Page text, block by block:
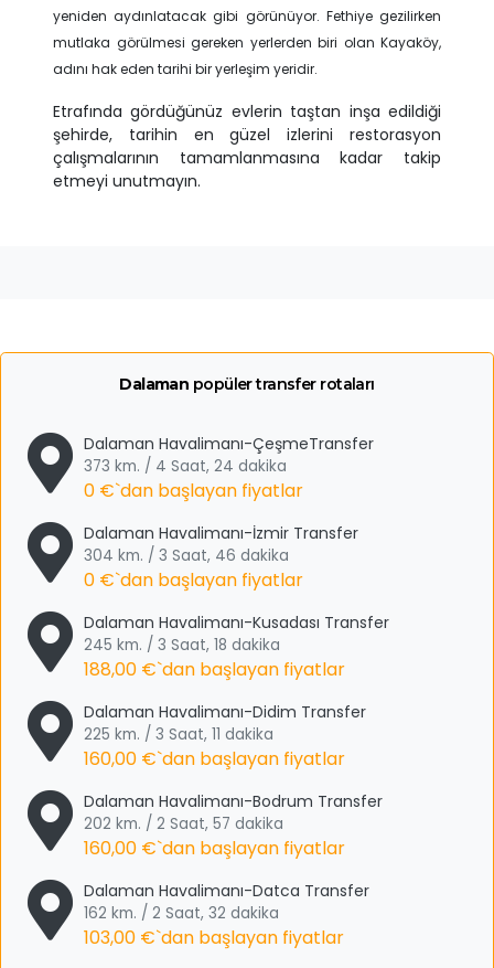
yeniden aydınlatacak gibi görünüyor. Fethiye gezilirken
mutlaka görülmesi gereken yerlerden biri olan Kayaköy,
adını hak eden tarihi bir yerleşim yeridir.
Etrafında gördüğünüz evlerin taştan inşa edildiği
şehirde, tarihin en güzel izlerini restorasyon
çalışmalarının tamamlanmasına kadar takip
etmeyi unutmayın.
Dalaman popüler transfer rotaları
Dalaman Havalimanı-ÇeşmeTransfer
373 km. / 4 Saat, 24 dakika
0 €`dan başlayan fiyatlar
Dalaman Havalimanı-İzmir Transfer
304 km. / 3 Saat, 46 dakika
0 €`dan başlayan fiyatlar
Dalaman Havalimanı-Kusadası Transfer
245 km. / 3 Saat, 18 dakika
188,00 €`dan başlayan fiyatlar
Dalaman Havalimanı-Didim Transfer
225 km. / 3 Saat, 11 dakika
160,00 €`dan başlayan fiyatlar
Dalaman Havalimanı-Bodrum Transfer
202 km. / 2 Saat, 57 dakika
160,00 €`dan başlayan fiyatlar
Dalaman Havalimanı-Datca Transfer
162 km. / 2 Saat, 32 dakika
103,00 €`dan başlayan fiyatlar